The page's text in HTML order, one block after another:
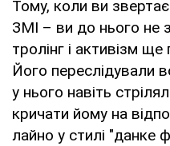
Тому, коли ви
ЗМІ – ви до нього не
тролінг і активізм ще
Його переслідували
у нього навіть
кричати йому на
лайно у стилі "данке